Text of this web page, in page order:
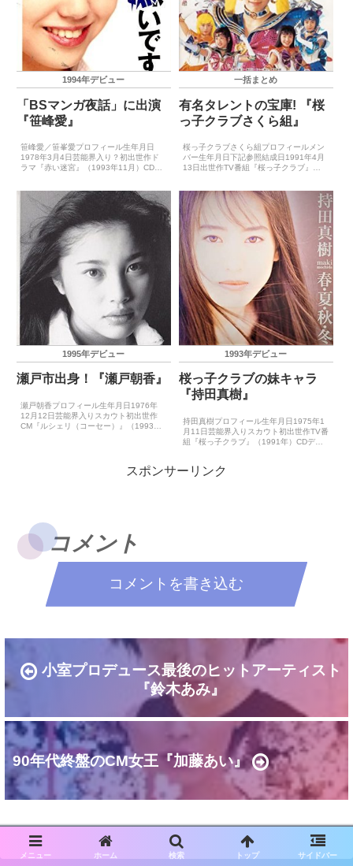
1994年デビュー
「BSマンガ夜話」に出演
『笹峰愛』
笹峰愛／笹峯愛プロフィール生年月日
1978年3月4日芸能界入り？初出世作ド
ラマ『赤い迷宮』（1993年11月）CDデ
人賞）－主要音楽祭受賞歴（大賞）－ゴ
一括まとめ
有名タレントの宝庫! 『桜
っ子クラブさくら組』
桜っ子クラブさくら組プロフィールメン
バー生年月日下記参照結成日1991年4月
13日出世作TV番組『桜っ子クラブ』
ー賞受賞歴2002年度映画賞（菅野美穂）
主要映...
1995年デビュー
瀬戸市出身！『瀬戸朝香』
瀬戸朝香プロフィール生年月日1976年
12月12日芸能界入りスカウト初出世作
CM『ルシェリ（コーセー）』（1993年
1993年デビュー
桜っ子クラブの妹キャラ
『持田真樹』
持田真樹プロフィール生年月日1975年1
月11日芸能界入りスカウト初出世作TV番
組『桜っ子クラブ』（1991年）CDデビ
ー賞受賞歴－主要映画賞受賞歴（主演
スポンサーリンク
コメント
コメントを書き込む
小室プロデュース最後のヒットアーティスト
『鈴木あみ』
90年代終盤のCM女王『加藤あい』
メニュー ホーム 検索 トップ サイドバー